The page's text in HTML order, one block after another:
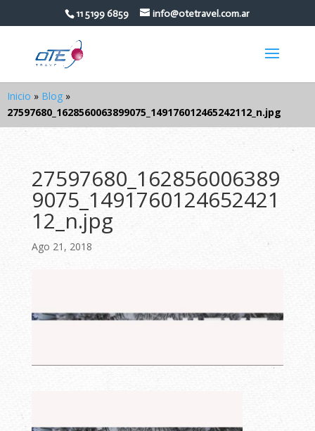
11 5199 6859 info@otetravel.com.ar
Inicio » Blog »
27597680_1628560063899075_149176012465242112_n.jpg
27597680_162856006389
9075_1491760124652421
12_n.jpg
Ago 21, 2018